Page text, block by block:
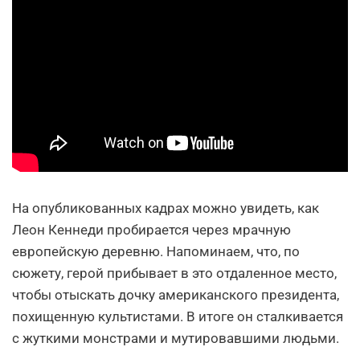
На опубликованных кадрах можно увидеть, как
Леон Кеннеди пробирается через мрачную
европейскую деревню. Напоминаем, что, по
сюжету, герой прибывает в это отдаленное место,
чтобы отыскать дочку американского президента,
похищенную культистами. В итоге он сталкивается
с жуткими монстрами и мутировавшими людьми.